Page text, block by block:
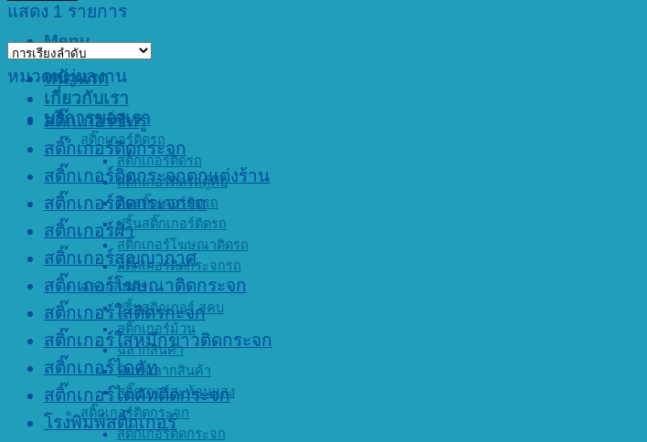
Menu
หน้าแรก
เกี่ยวกับเรา
บริการของเรา
สติ๊กเกอร์ติดรถ
สติ๊กเกอร์ติดรถ
สติ๊กเกอร์ติดรถตู้ทึบ
ตัดสติ๊กเกอร์ติดรถ
ปริ้นสติ๊กเกอร์ติดรถ
สติ๊กเกอร์โฆษณาติดรถ
สติ๊กเกอร์ติดกระจกรถ
ฉลากสินค้า
ปริ้นสติกเกอร์ สคบ
สติ๊กเกอร์ม้วน
ฉลากสินค้า
พิมพ์ฉลากสินค้า
สติ๊กเกอร์สะท้อนแสง
สติ๊กเกอร์ติดกระจก
สติ๊กเกอร์ติดกระจก
แสดง 1 รายการ
หมวดหมู่ผลงาน
สติ๊กเกอร์ซีทรู
สติ๊กเกอร์ติดกระจก
สติ๊กเกอร์ติดกระจกตกแต่งร้าน
สติ๊กเกอร์ติดกระจกรถ
สติ๊กเกอร์ฝ้า
สติ๊กเกอร์สูญญากาศ
สติ๊กเกอร์โฆษณาติดกระจก
สติ๊กเกอร์ใสติดรกะจก
สติ๊กเกอร์ใสหมึกขาวติดกระจก
สติ๊กเกอร์ไดคัท
สติ๊กเกอร์ไดคัทติดกระจก
โรงพิมพ์สติ๊กเกอร์